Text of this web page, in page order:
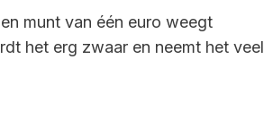
munt van één euro weegt
het erg zwaar en neemt het veel